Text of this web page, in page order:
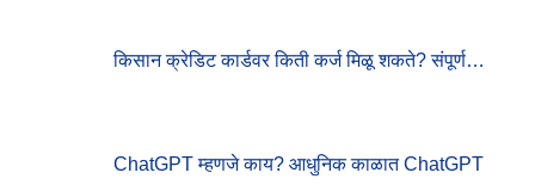
किसान क्रेडिट कार्डवर किती कर्ज मिळू शकते? संपूर्ण…
ChatGPT म्हणजे काय? आधुनिक काळात ChatGPT